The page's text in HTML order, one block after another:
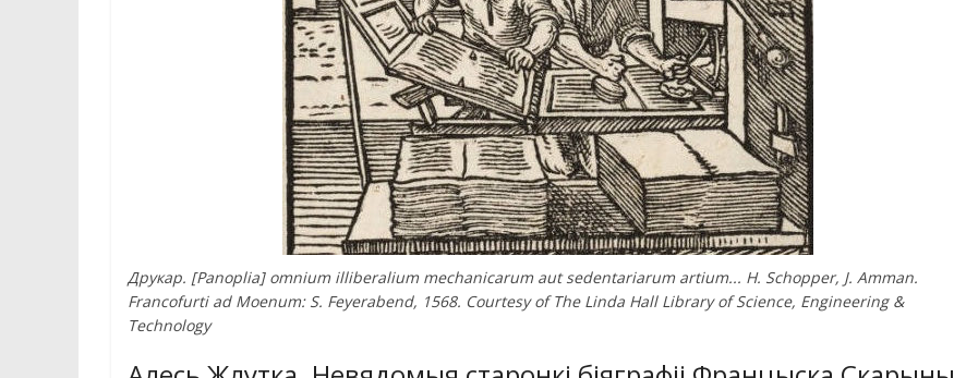
Друкар. [Panoplia] omnium illiberalium mechanicarum aut sedentariarum artium... H. Schopper, J. Amman.
Francofurti ad Moenum: S. Feyerabend, 1568. Courtesy of The Linda Hall Library of Science, Engineering &
Technology